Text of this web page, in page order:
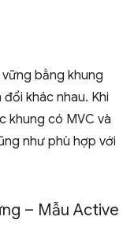
bằng khung
khác nhau. Khi
khung có MVC và
như phù hợp với
– Mẫu Active